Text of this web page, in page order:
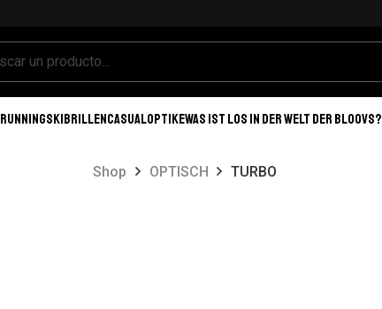
RUNNINGSKIBRILLENCASUALOPTIKEWAS IST LOS IN DER WELT DER BLOOVS?
Shop OPTISCH TURBO